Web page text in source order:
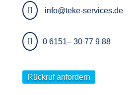
info@teke-services.de
0 6151– 30 77 9 88
Rückruf anfordern